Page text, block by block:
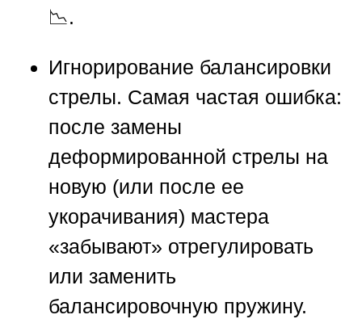
📉.
Игнорирование балансировки
стрелы. Самая частая ошибка:
после замены
деформированной стрелы на
новую (или после ее
укорачивания) мастера
«забывают» отрегулировать
или заменить
балансировочную пружину.